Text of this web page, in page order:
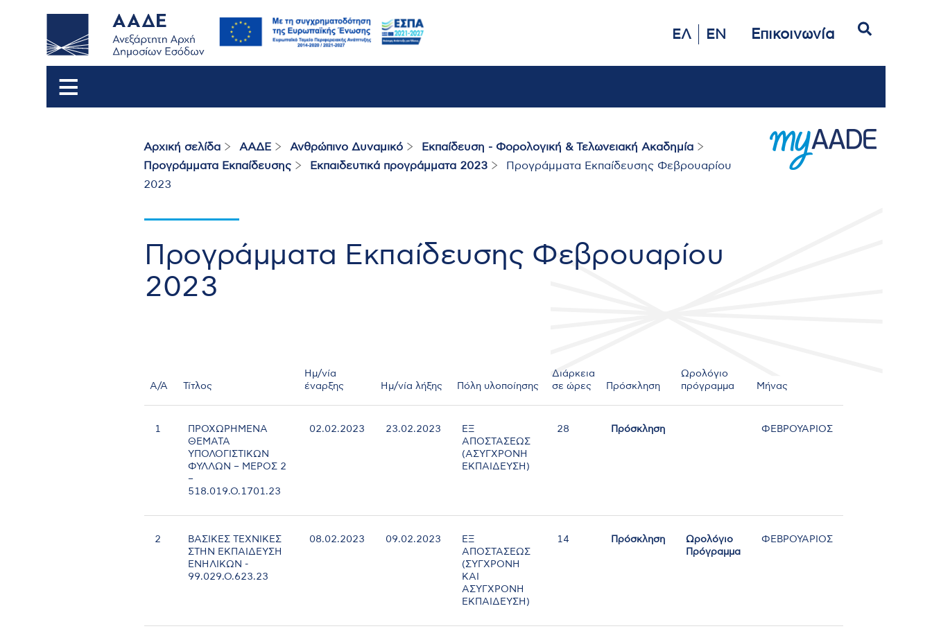
ΕΛ EN Επικοινωνία
Breadcrumb
Αρχική σελίδα ΑΑΔΕ Ανθρώπινο Δυναμικό
Εκπαίδευση - Φορολογική & Τελωνειακή Ακαδημία
Προγράμματα Εκπαίδευσης
Εκπαιδευτικά προγράμματα 2023
Προγράμματα Εκπαίδευσης Φεβρουαρίου
2023
Προγράμματα Εκπαίδευσης Φεβρουαρίου
2023
Α/Α Τίτλος
Ημ/νία
έναρξης
Ημ/νία λήξης Πόλη υλοποίησης
Διάρκεια
σε ώρες
Πρόσκληση
Ωρολόγιο
πρόγραμμα
Μήνας
1
ΠΡΟΧΩΡΗΜΕΝΑ
ΘΕΜΑΤΑ
ΥΠΟΛΟΓΙΣΤΙΚΩΝ
ΦΥΛΛΩΝ – ΜΕΡΟΣ 2
–
518.019.Ο.1701.23
02.02.2023 23.02.2023
ΕΞ
ΑΠΟΣΤΑΣΕΩΣ
(ΑΣΥΓΧΡΟΝΗ
ΕΚΠΑΙΔΕΥΣΗ)
28 Πρόσκληση ΦΕΒΡΟΥΑΡΙΟΣ
2
ΒΑΣΙΚΕΣ ΤΕΧΝΙΚΕΣ
ΣΤΗΝ ΕΚΠΑΙΔΕΥΣΗ
ΕΝΗΛΙΚΩΝ -
99.029.Ο.623.23
08.02.2023 09.02.2023
ΕΞ
ΑΠΟΣΤΑΣΕΩΣ
(ΣΥΓΧΡΟΝΗ
ΚΑΙ
ΑΣΥΓΧΡΟΝΗ
ΕΚΠΑΙΔΕΥΣΗ)
14 Πρόσκληση
Ωρολόγιο
Πρόγραμμα
ΦΕΒΡΟΥΑΡΙΟΣ